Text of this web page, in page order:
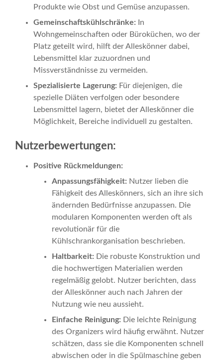
Produkte wie Obst und Gemüse anzupassen.
Gemeinschaftskühlschränke: In
Wohngemeinschaften oder Büroküchen, wo der
Platz geteilt wird, hilft der Alleskönner dabei,
Lebensmittel klar zuzuordnen und
Missverständnisse zu vermeiden.
Spezialisierte Lagerung: Für diejenigen, die
spezielle Diäten verfolgen oder besondere
Lebensmittel lagern, bietet der Alleskönner die
Möglichkeit, Bereiche individuell zu gestalten.
Nutzerbewertungen:
Positive Rückmeldungen:
Anpassungsfähigkeit: Nutzer lieben die
Fähigkeit des Alleskönners, sich an ihre sich
ändernden Bedürfnisse anzupassen. Die
modularen Komponenten werden oft als
revolutionär für die
Kühlschrankorganisation beschrieben.
Haltbarkeit: Die robuste Konstruktion und
die hochwertigen Materialien werden
regelmäßig gelobt. Nutzer berichten, dass
der Alleskönner auch nach Jahren der
Nutzung wie neu aussieht.
Einfache Reinigung: Die leichte Reinigung
des Organizers wird häufig erwähnt. Nutzer
schätzen, dass sie die Komponenten schnell
abwischen oder in die Spülmaschine geben